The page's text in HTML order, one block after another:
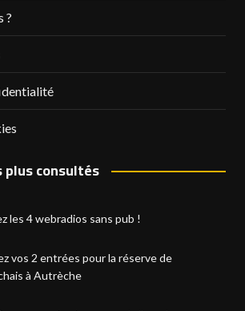
?
plus consultés
les 4 webradios sans pub !
vos 2 entrées pour la réserve de
à Autrèche